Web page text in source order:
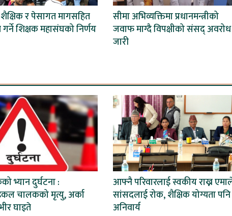
र पेसागत मागसहित
शिक्षक महासंघको निर्णय
सीमा अभिव्यक्तिमा प्रधानमन्त्रीको
जवाफ माग्दै विपक्षीको संसद् अवरोध
जारी
भ्यान दुर्घटना :
चालकको मृत्यु, अर्का
घाइते
आफ्नै परिवारलाई स्वकीय राख्न
सांसदलाई रोक, शैक्षिक योग्यता पनि
अनिवार्य